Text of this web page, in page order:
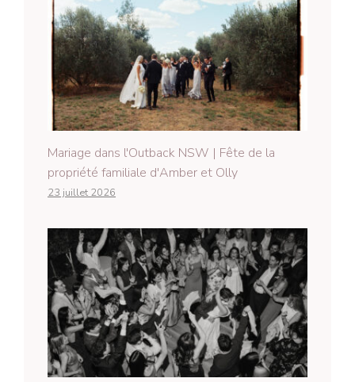
Mariage dans l'Outback NSW | Fête de la
propriété familiale d'Amber et Olly
23 juillet 2026